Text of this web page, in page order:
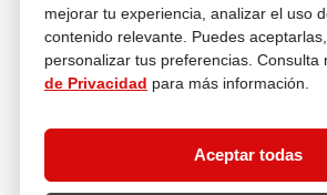
mejorar tu experiencia, analizar el uso
contenido relevante. Puedes
personalizar tus preferencias. Consulta
de Privacidad para más información.
Aceptar todas
Asesoría
En tus compras
¿Necesitas ayuda con tu
hola@multitop.pe